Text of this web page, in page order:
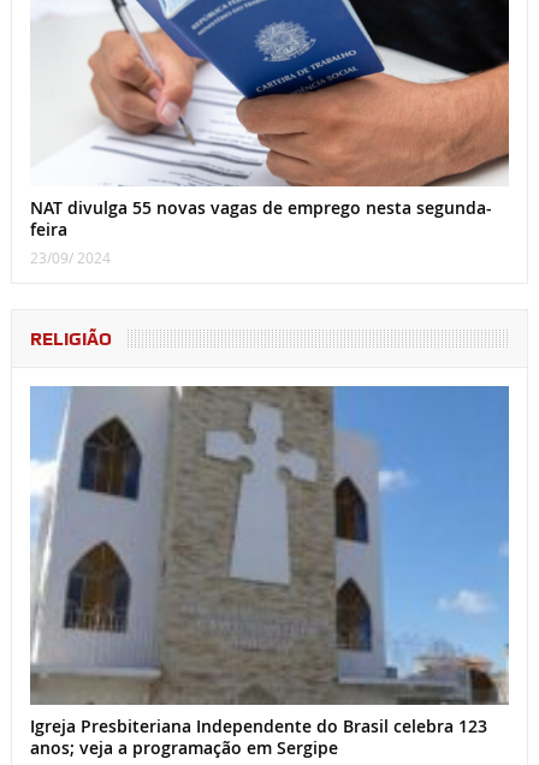
NAT divulga 55 novas vagas de emprego nesta segunda-
feira
23/09/ 2024
RELIGIÃO
Igreja Presbiteriana Independente do Brasil celebra 123
anos; veja a programação em Sergipe